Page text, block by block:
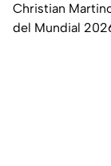
Christian
del Mundial